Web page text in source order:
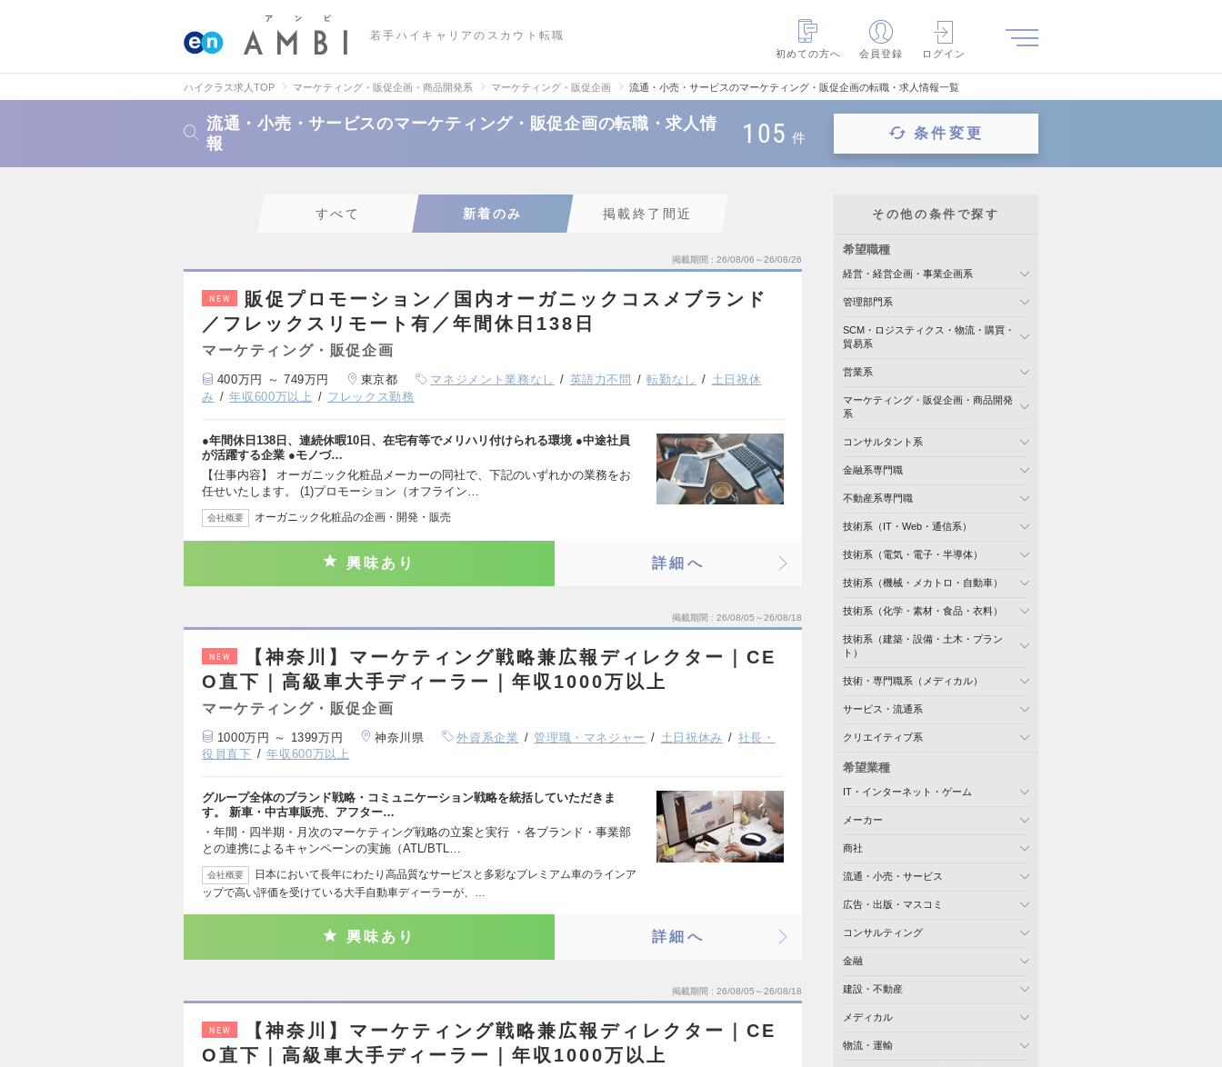
若手ハイキャリアのスカウト転職
初めての方へ
会員登録 ログイン
ハイクラス求人TOP マーケティング・販促企画・商品開発系 マーケティング・販促企画 流通・小売・サービスのマーケティング・販促企画の転職・求人情報一覧
流通・小売・サービスのマーケティング・販促企画の転職・求人情
報
105 件 条件変更
すべて 新着のみ 掲載終了間近
掲載期間 26/08/06～26/08/26
NEW
販促プロモーション／国内オーガニックコスメブランド
／フレックスリモート有／年間休日138日
マーケティング・販促企画
400万円 ～ 749万円 東京都 マネジメント業務なし 英語力不問 転勤なし
土日祝休
み
年収600万以上 フレックス勤務
●年間休日138日、連続休暇10日、在宅有等でメリハリ付けられる環境 ●中途社員
が活躍する企業 ●モノづ…
【仕事内容】 オーガニック化粧品メーカーの同社で、下記のいずれかの業務をお
任せいたします。 (1)プロモーション（オフライン…
会社概要 オーガニック化粧品の企画・開発・販売
興味あり 詳細へ
掲載期間 26/08/05～26/08/18
NEW
【神奈川】マーケティング戦略兼広報ディレクター｜CE
O直下｜高級車大手ディーラー｜年収1000万以上
マーケティング・販促企画
1000万円 ～ 1399万円 神奈川県 外資系企業 管理職・マネジャー 土日祝休み
社長・
役員直下
年収600万以上
グループ全体のブランド戦略・コミュニケーション戦略を統括していただきま
す。 新車・中古車販売、アフター…
・年間・四半期・月次のマーケティング戦略の立案と実行 ・各ブランド・事業部
との連携によるキャンペーンの実施（ATL/BTL…
会社概要
日本において長年にわたり高品質なサービスと多彩なプレミアム車のラインア
ップで高い評価を受けている大手自動車ディーラーが、…
興味あり 詳細へ
掲載期間 26/08/05～26/08/18
NEW
【神奈川】マーケティング戦略兼広報ディレクター｜CE
O直下｜高級車大手ディーラー｜年収1000万以上
その他の条件で探す
希望職種
経営・経営企画・事業企画系
管理部門系
SCM・ロジスティクス・物流・購買・
貿易系
営業系
マーケティング・販促企画・商品開発
系
コンサルタント系
金融系専門職
不動産系専門職
技術系（IT・Web・通信系）
技術系（電気・電子・半導体）
技術系（機械・メカトロ・自動車）
技術系（化学・素材・食品・衣料）
技術系（建築・設備・土木・プラン
ト）
技術・専門職系（メディカル）
サービス・流通系
クリエイティブ系
希望業種
IT・インターネット・ゲーム
メーカー
商社
流通・小売・サービス
広告・出版・マスコミ
コンサルティング
金融
建設・不動産
メディカル
物流・運輸